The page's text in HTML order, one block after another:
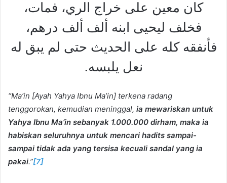
كان معين على خراج الري، فمات،
فخلف ليحيى ابنه ألف ألف درهم،
فأنفقه كله على الحديث حتى لم يبق له
نعل يلبسه.
“Ma’in [Ayah Yahya Ibnu Ma’in] terkena radang
tenggorokan, kemudian meninggal, ia mewariskan untuk
Yahya Ibnu Ma’in sebanyak 1.000.000 dirham, maka ia
habiskan seluruhnya untuk mencari hadits sampai-
sampai tidak ada yang tersisa kecuali sandal yang ia
pakai.”[7]